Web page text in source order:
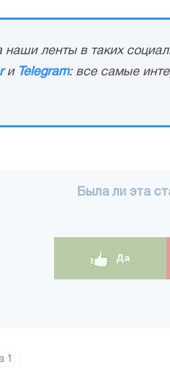
ленты в таких
и Telegram: все самые
Была ли эта
Да
1